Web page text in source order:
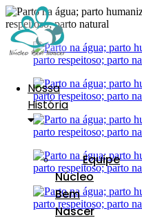
Nossa
História
Equipe
Núcleo
Bem
Nascer